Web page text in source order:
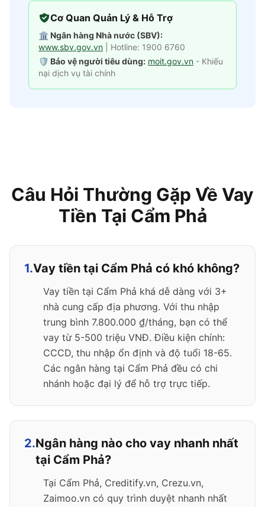
Cơ Quan Quản Lý & Hỗ Trợ
🏛️ Ngân hàng Nhà nước (SBV):
www.sbv.gov.vn
| Hotline: 1900 6760
🛡️ Bảo vệ người tiêu dùng: moit.gov.vn - Khiếu
nại dịch vụ tài chính
Câu Hỏi Thường Gặp Về Vay
Tiền Tại Cẩm Phả
1.Vay tiền tại Cẩm Phả có khó không?
Vay tiền tại Cẩm Phả khá dễ dàng với 3+
nhà cung cấp địa phương. Với thu nhập
trung bình 7.800.000 ₫/tháng, bạn có thể
vay từ 5-500 triệu VNĐ. Điều kiện chính:
CCCD, thu nhập ổn định và độ tuổi 18-65.
Các ngân hàng tại Cẩm Phả đều có chi
nhánh hoặc đại lý để hỗ trợ trực tiếp.
2.Ngân hàng nào cho vay nhanh nhất
tại Cẩm Phả?
Tại Cẩm Phả, Creditify.vn, Crezu.vn,
Zaimoo.vn có quy trình duyệt nhanh nhất